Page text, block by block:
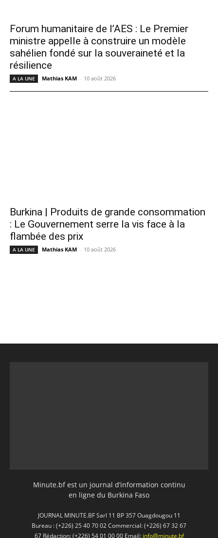
Forum humanitaire de l’AES : Le Premier
ministre appelle à construire un modèle
sahélien fondé sur la souveraineté et la
résilience
A LA UNE Mathias KAM - 10 août 2026
Burkina | Produits de grande consommation
: Le Gouvernement serre la vis face à la
flambée des prix
A LA UNE Mathias KAM - 10 août 2026
Minute.bf est un journal d’information continu
en ligne du Burkina Faso
JOURNAL MINUTE.BF Sarl 11 BP 357 Ouagdougou 11
Bureau : (+226) 25 40 70 02 Commercial: (+226) 67 32 67
67 Rédaction: (+226) 54 01 00 00 Email: info@minute.bf